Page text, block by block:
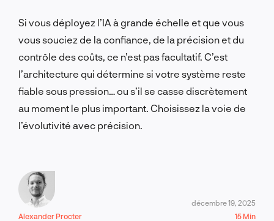
Si vous déployez l’IA à grande échelle et que vous
vous souciez de la confiance, de la précision et du
contrôle des coûts, ce n’est pas facultatif. C’est
l’architecture qui détermine si votre système reste
fiable sous pression… ou s’il se casse discrètement
au moment le plus important. Choisissez la voie de
l’évolutivité avec précision.
Alexander Procter
décembre 19, 2025
15 Min